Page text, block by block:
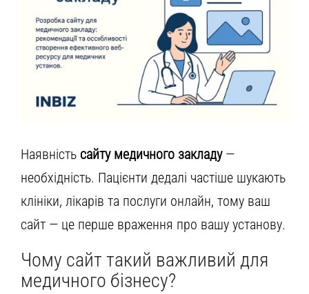
Наявність сайту медичного закладу—
необхідність. Пацієнти дедалі частіше шукають
клініки, лікарів та послуги онлайн, тому ваш
сайт — це перше враження про вашу установу.
Чому сайт такий важливий для
медичного бізнесу?